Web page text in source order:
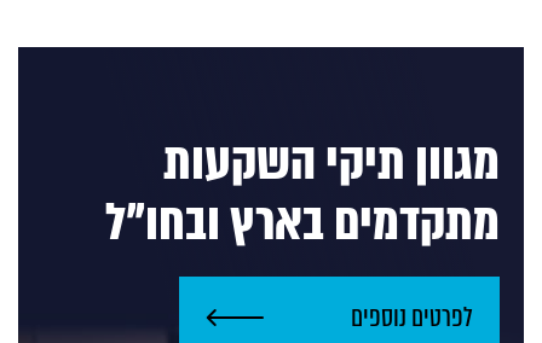
מגוון תיקי השקעות
מתקדמים בארץ ובחו"ל
לפרטים נוספים